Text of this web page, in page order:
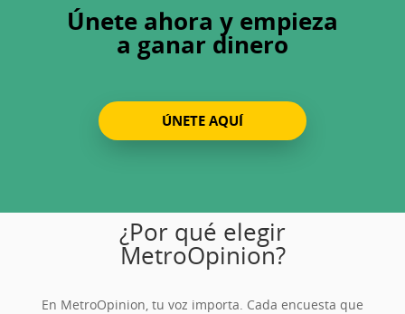
Únete ahora y empieza
a ganar dinero
ÚNETE AQUÍ
¿Por qué elegir
MetroOpinion?
En MetroOpinion, tu voz importa. Cada encuesta que